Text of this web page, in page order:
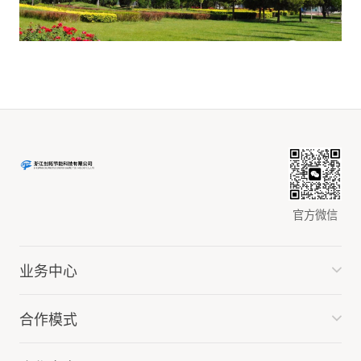
官方微信
业务中心
合作模式